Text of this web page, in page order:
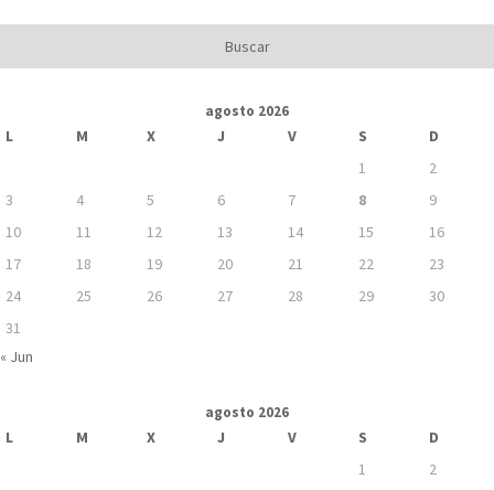
agosto 2026
L M X J V S
D
1
2
3
4 5 6 7 8
9
10
11 12 13 14 15
16
17
18 19 20 21 22
23
24
25 26 27 28 29
30
31
« Jun
agosto 2026
L M X J V S
D
1
2